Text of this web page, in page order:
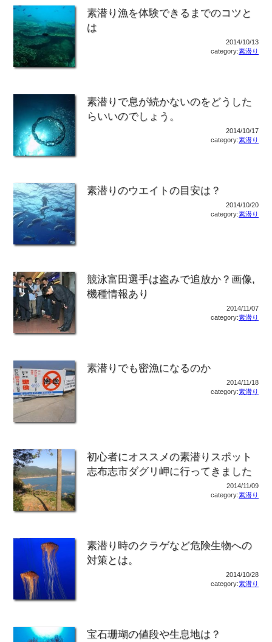
素潜り漁を体験できるまでのコツと
は
2014/10/13
category:素潜り
素潜りで息が続かないのをどうした
らいいのでしょう。
2014/10/17
category:素潜り
素潜りのウエイトの目安は？
2014/10/20
category:素潜り
競泳富田選手は盗みで追放か？画像,
機種情報あり
2014/11/07
category:素潜り
素潜りでも密漁になるのか
2014/11/18
category:素潜り
初心者にオススメの素潜りスポット
志布志市ダグリ岬に行ってきました
2014/11/09
category:素潜り
素潜り時のクラゲなど危険生物への
対策とは。
2014/10/28
category:素潜り
宝石珊瑚の値段や生息地は？